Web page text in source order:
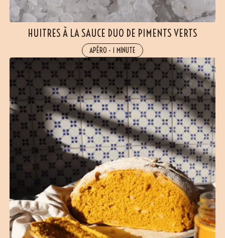
HUITRES À LA SAUCE DUO DE PIMENTS VERTS
APÉRO - 1 MINUTE